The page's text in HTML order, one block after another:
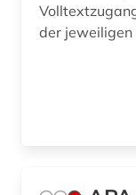
der jeweiligen